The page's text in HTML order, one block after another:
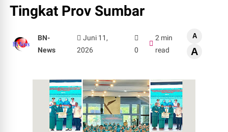
Tingkat Prov Sumbar
BN-
News
Juni 11,
2026
0
2 min
read
A
A